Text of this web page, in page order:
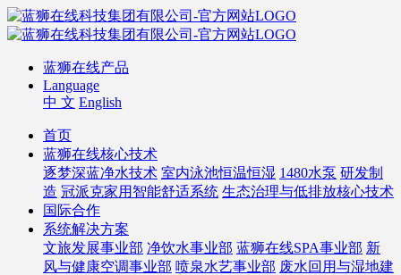
蓝狮在线产品
Language
中 文 English
首页
蓝狮在线核心技术
逐梦深蓝净水技术 室内泳池恒温恒湿 1480水泵 研发制
造 冠派克家用智能舒适系统 生态治理与低排放核心技术
国际合作
系统解决方案
文旅发展事业部 净饮水事业部 蓝狮在线SPA事业部 新
风与健康空调事业部 喷泉水艺事业部 废水回用与湿地建